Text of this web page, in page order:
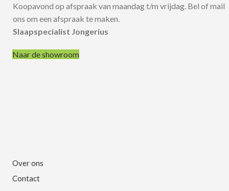
Koopavond op afspraak van maandag t/m vrijdag. Bel of mail
ons om een afspraak te maken.
Slaapspecialist Jongerius
Naar de showroom
Over ons
Contact